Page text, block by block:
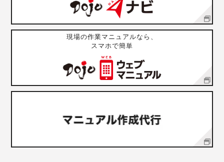
現場の作業マニュアルなら、
スマホで簡単